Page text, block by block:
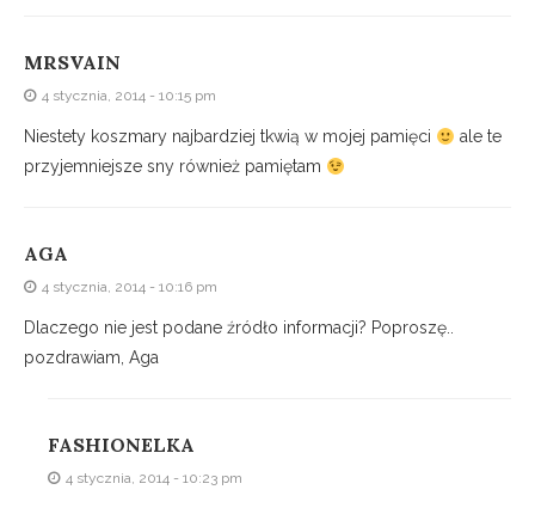
MRSVAIN
4 stycznia, 2014 - 10:15 pm
Niestety koszmary najbardziej tkwią w mojej pamięci
ale te
przyjemniejsze sny również pamiętam
AGA
4 stycznia, 2014 - 10:16 pm
Dlaczego nie jest podane źródło informacji? Poproszę..
pozdrawiam, Aga
FASHIONELKA
4 stycznia, 2014 - 10:23 pm